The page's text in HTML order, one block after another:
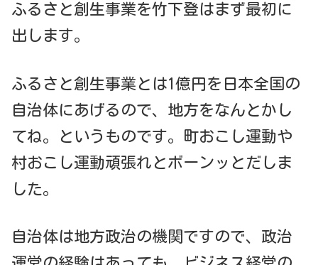
ふるさと創生事業を竹下登はまず最初に
出します。
ふるさと創生事業とは1億円を日本全国の
自治体にあげるので、地方をなんとかし
てね。というものです。町おこし運動や
村おこし運動頑張れとボーンッとだしま
した。
自治体は地方政治の機関ですので、政治